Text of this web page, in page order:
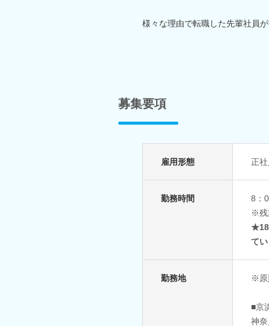
様々な理由で転職した先輩社員
募集要項
雇用形態 正
勤務時間
8：
※残
★18
て
勤務地 ※原
■京
神